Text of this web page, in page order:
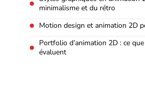
minimalisme et du rétro
Motion design et animation 2D
Portfolio d’animation 2D : ce
évaluent